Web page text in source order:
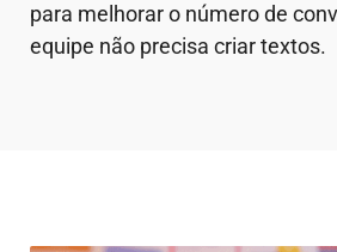
para melhorar o número de
equipe não precisa criar textos.